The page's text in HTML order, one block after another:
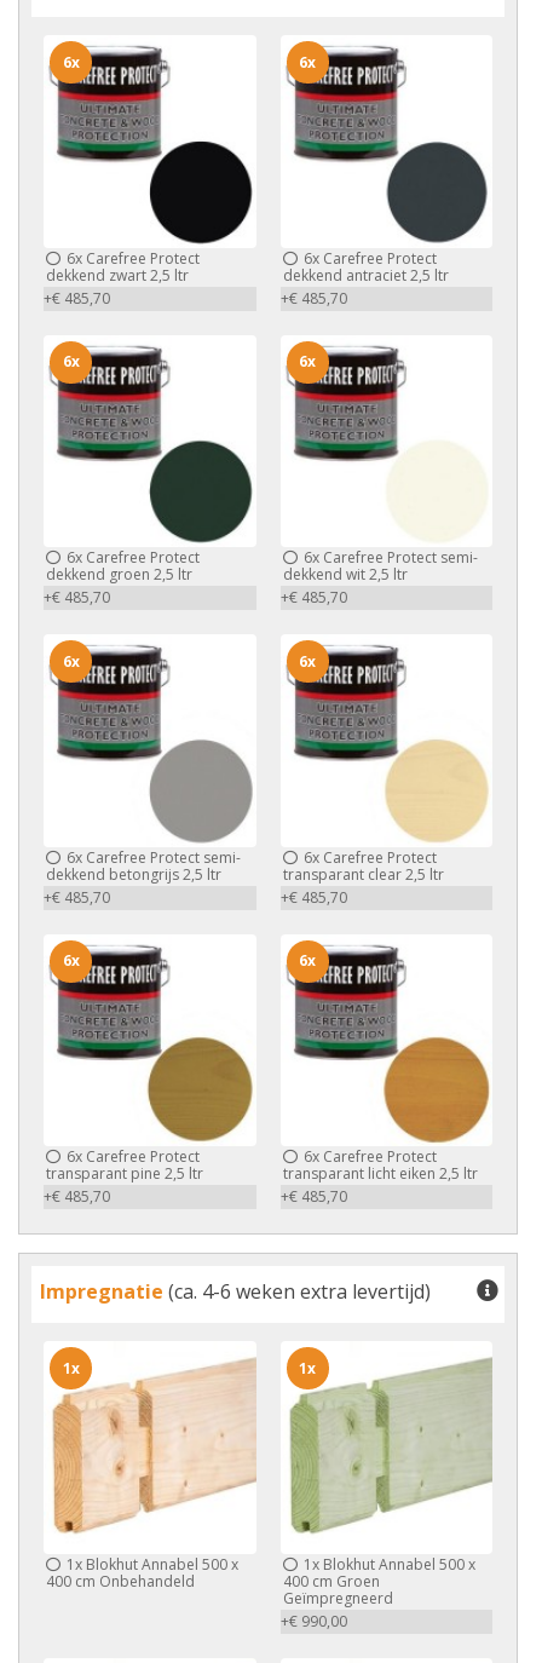
6x Carefree Protect
dekkend zwart 2,5 ltr
+€ 485,70
6x
6xCarefree Protect
dekkend antraciet 2,5 ltr
+€ 485,70
6x
6x Carefree Protect
dekkend groen 2,5 ltr
+€ 485,70
6x
6xCarefree Protect semi-
dekkend wit 2,5 ltr
+€ 485,70
6x
6x Carefree Protect semi-
dekkend betongrijs 2,5 ltr
+€ 485,70
6x
6xCarefree Protect
transparant clear 2,5 ltr
+€ 485,70
6x
6x Carefree Protect
transparant pine 2,5 ltr
+€ 485,70
6x
6xCarefree Protect
transparant licht eiken 2,5 ltr
+€ 485,70
6x
Impregnatie (ca. 4-6 weken extra levertijd)
1x Blokhut Annabel 500 x
400 cm Onbehandeld
1x
1xBlokhut Annabel 500 x
400 cm Groen
Geïmpregneerd
+€ 990,00
1x